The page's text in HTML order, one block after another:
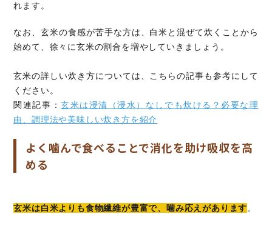
れます。
なお、玄米の食感が苦手な方は、白米と混ぜて炊くことから
始めて、徐々に玄米の割合を増やしていきましょう。
玄米の詳しい炊き方については、こちらの記事も参考にして
ください。
関連記事：玄米は浸漬（浸水）なしでも炊ける？必要な理
由、調理法や美味しい炊き方を紹介
よく噛んで食べることで消化を助け吸収を高
める
玄米は白米よりも食物繊維が豊富で、噛み応えがあります。